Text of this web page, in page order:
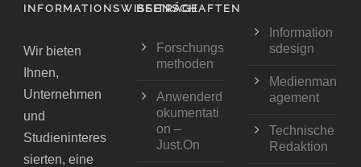
INFORMATIONSWISSENSCHAFTEN
Wir bieten
Ihnen,
Unternehmen
und
Studieninteres
sierten, eine
BEITRÄGE
Forschungs
methoden
Anwenderd
okumentati
on –
Just.On
Information
sdesign
Medienman
agement
Technische
Redaktion